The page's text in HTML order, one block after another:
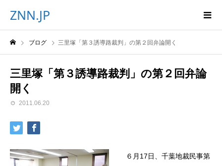
ZNN.JP
ブログ 三里塚「第３誘導路裁判」の第２回弁論開く
三里塚「第３誘導路裁判」の第２回弁論
開く
2011.06.20
６月17日、千葉地裁民事第